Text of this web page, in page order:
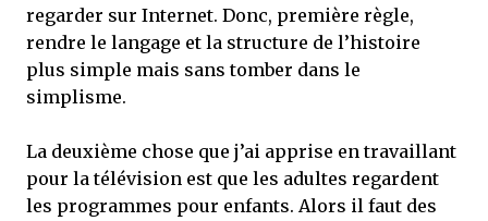
regarder sur Internet. Donc, première règle,
rendre le langage et la structure de l’histoire
plus simple mais sans tomber dans le
simplisme.
La deuxième chose que j’ai apprise en travaillant
pour la télévision est que les adultes regardent
les programmes pour enfants. Alors il faut des